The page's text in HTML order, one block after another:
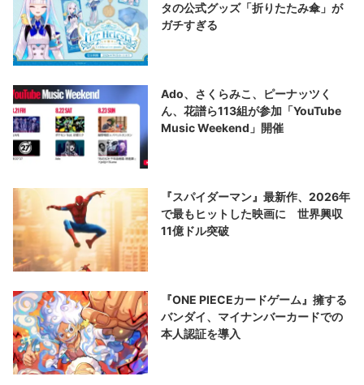
タの公式グッズ「折りたたみ傘」が
ガチすぎる
Ado、さくらみこ、ピーナッツく
ん、花譜ら113組が参加「YouTube
Music Weekend」開催
『スパイダーマン』最新作、2026年
で最もヒットした映画に 世界興収
11億ドル突破
『ONE PIECEカードゲーム』擁する
バンダイ、マイナンバーカードでの
本人認証を導入